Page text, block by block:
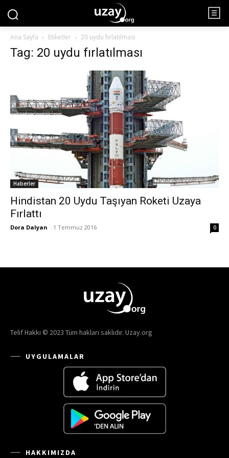
Ana Sayfa Etiketler 20 uydu fırlatılması
Tag: 20 uydu fırlatılması
Haberler
Hindistan 20 Uydu Taşıyan Roketi Uzaya
Fırlattı
Dora Dalyan - 1 Temmuz 2016 0
Telif Hakkı © 2023 Tüm hakları saklıdır. Uzay.org
UYGULAMALAR
HAKKIMIZDA